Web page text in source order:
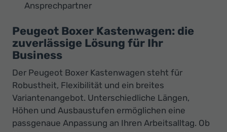
Ansprechpartner
Peugeot Boxer Kastenwagen: die
zuverlässige Lösung für Ihr
Business
Der Peugeot Boxer Kastenwagen steht für
Robustheit, Flexibilität und ein breites
Variantenangebot. Unterschiedliche Längen,
Höhen und Ausbaustufen ermöglichen eine
passgenaue Anpassung an Ihren Arbeitsalltag. Ob